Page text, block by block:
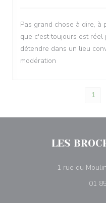
Pas grand chose à dire,
que c'est toujours est
détendre dans un lieu
modération
1
LES
1 rue du
01